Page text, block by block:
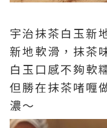
宇治抹茶白玉新
新地軟滑，抹茶
白玉口感不夠軟
但勝在抹茶啫喱
濃～